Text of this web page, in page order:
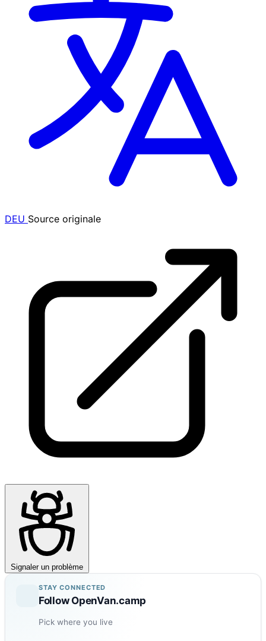
DEU Source originale
Signaler un problème
STAY CONNECTED
Follow OpenVan.camp
Pick where you live